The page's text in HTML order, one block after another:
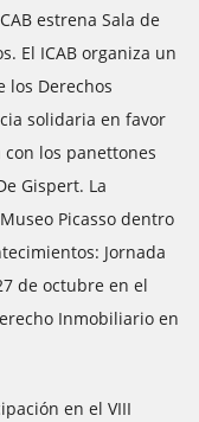
estrena Sala de
El ICAB organiza un
los Derechos
solidaria en favor
con los panettones
Gispert. La
Picasso dentro
Jornada
de octubre en el
Inmobiliario en
en el VIII